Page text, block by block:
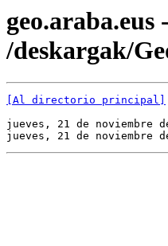
geo.araba.eus -
/deskargak/
[Al directorio principal]
jueves, 21 de
jueves, 21 de noviembre